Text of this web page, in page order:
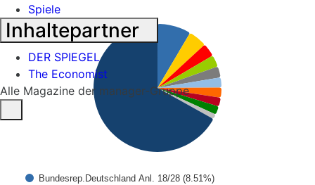
Bundesrep.Deutschland Anl. 18/28 (8.51%)
Spiele
Inhaltepartner
DER SPIEGEL
The Economist
Alle Magazine der manager-Gruppe